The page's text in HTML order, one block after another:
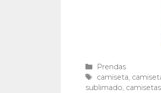
Categorías
Prendas
Etiquetas
camiseta,
sublimado,